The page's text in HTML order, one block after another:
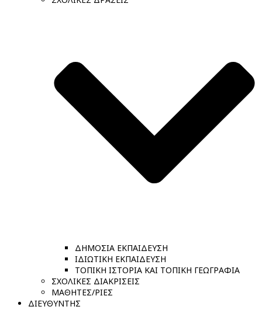
ΔΗΜΟΣΙΑ ΕΚΠΑΙΔΕΥΣΗ
ΙΔΙΩΤΙΚΗ ΕΚΠΑΙΔΕΥΣΗ
ΤΟΠΙΚΗ ΙΣΤΟΡΙΑ ΚΑΙ ΤΟΠΙΚΗ ΓΕΩΓΡΑΦΙΑ
ΣΧΟΛΙΚΕΣ ΔΙΑΚΡΙΣΕΙΣ
ΜΑΘΗΤΕΣ/ΡΙΕΣ
ΔΙΕΥΘΥΝΤΗΣ